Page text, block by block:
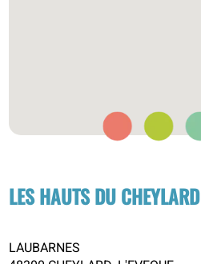
LES HAUTS DU CHEYLARD
LAUBARNES